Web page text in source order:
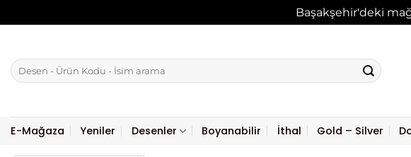
Başakşehir'deki
Ara:
E-Mağaza Yeniler Desenler Boyanabilir İthal Gold – Silver